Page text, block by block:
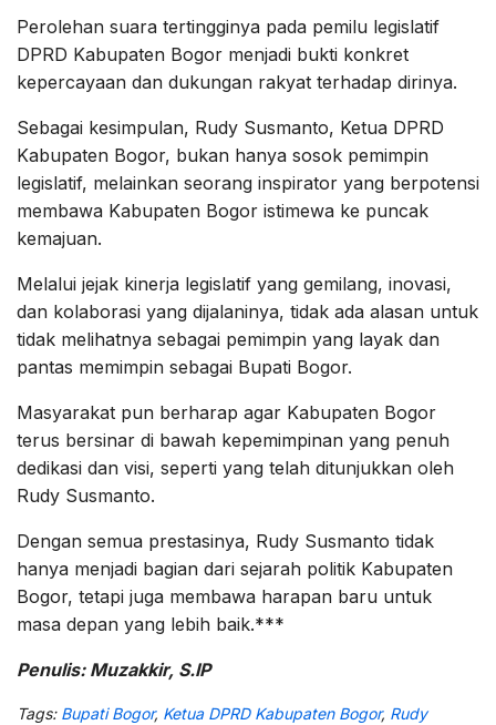
Perolehan suara tertingginya pada pemilu legislatif
DPRD Kabupaten Bogor menjadi bukti konkret
kepercayaan dan dukungan rakyat terhadap dirinya.
Sebagai kesimpulan, Rudy Susmanto, Ketua DPRD
Kabupaten Bogor, bukan hanya sosok pemimpin
legislatif, melainkan seorang inspirator yang berpotensi
membawa Kabupaten Bogor istimewa ke puncak
kemajuan.
Melalui jejak kinerja legislatif yang gemilang, inovasi,
dan kolaborasi yang dijalaninya, tidak ada alasan untuk
tidak melihatnya sebagai pemimpin yang layak dan
pantas memimpin sebagai Bupati Bogor.
Masyarakat pun berharap agar Kabupaten Bogor
terus bersinar di bawah kepemimpinan yang penuh
dedikasi dan visi, seperti yang telah ditunjukkan oleh
Rudy Susmanto.
Dengan semua prestasinya, Rudy Susmanto tidak
hanya menjadi bagian dari sejarah politik Kabupaten
Bogor, tetapi juga membawa harapan baru untuk
masa depan yang lebih baik.***
Penulis: Muzakkir, S.IP
Tags: Bupati Bogor, Ketua DPRD Kabupaten Bogor, Rudy